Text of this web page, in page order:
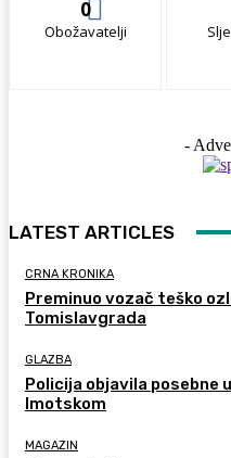
0
Obožavatelji
-
LATEST ARTICLES
CRNA KRONIKA
Preminuo vozač teško
Tomislavgrada
GLAZBA
Policija objavila posebne
Imotskom
MAGAZIN